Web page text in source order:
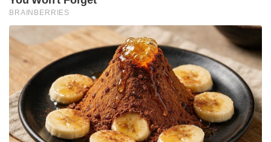
നേരത്തെ കത്ത് പുറത്തുവിട്ടിരുന്നു. ഗുർദാസ്പൂരിൽ
ഏറ്റുമുട്ടലിൽ കൊല്ലപ്പെട്ട ഭീകരൻ രഞ്ജിത് സിംഗിന്റെ
മരണത്തിന് പകരം വീട്ടാനാണ് സ്ഫോടനം
നടത്തിയതെന്നാണ് ഇവരുടെ അവകാശവാദം.
ഭാരതത്തിന്റെ ആഭ്യന്തര സുരക്ഷയെ തകർക്കാൻ
ലക്ഷ്യമിടുന്ന ഖാലിസ്ഥാനി ഭീകരരും പാക്
ഭീകരസംഘങ്ങളും തമ്മിലുള്ള അവിശുദ്ധ
കൂട്ടുകെട്ടാണ് ഇതിലൂടെ തെളിയുന്നത്. പഞ്ചാബിലും
ഹരിയാനയിലുമായി ഷഹ്സാദ് ഭട്ടിയുമായി ബന്ധമുള്ള